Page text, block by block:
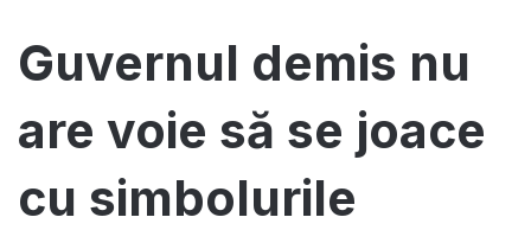
Guvernul demis nu
are voie să se joace
cu simbolurile